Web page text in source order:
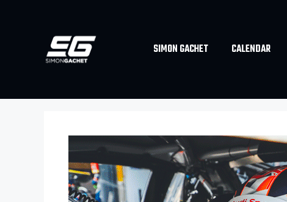
SIMON GACHET CALENDAR